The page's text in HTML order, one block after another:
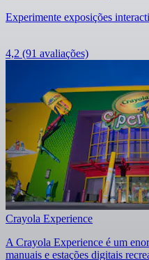
Experimente exposições
4,2 (91 avaliações)
Crayola Experience
A Crayola Experience é um
manuais e estações digitais